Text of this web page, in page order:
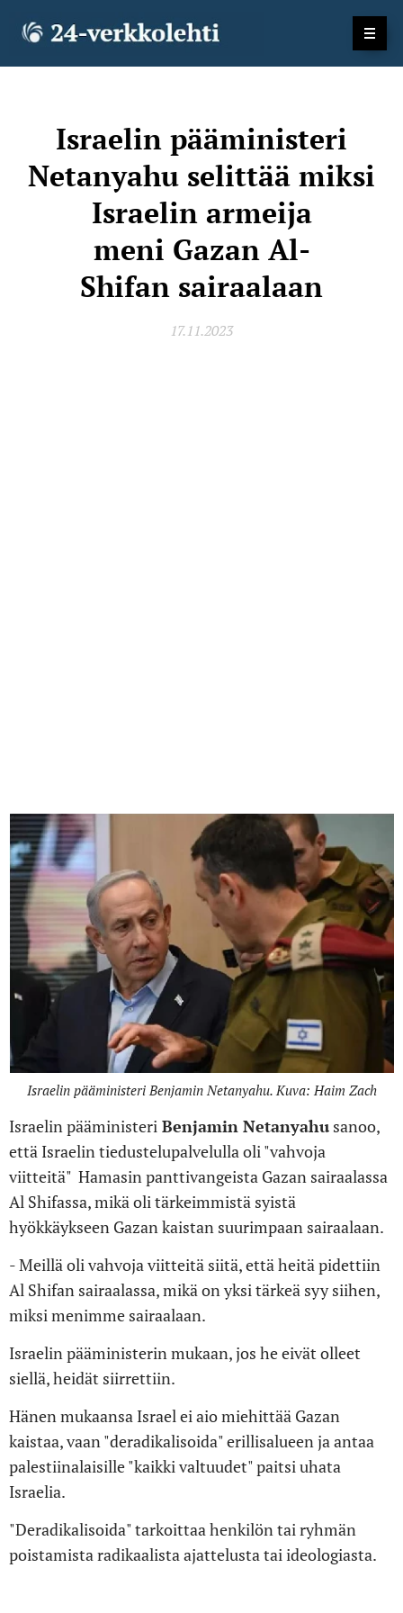
Israelin pääministeri
Netanyahu selittää miksi
Israelin armeija
meni Gazan Al-
Shifan sairaalaan
17.11.2023
Israelin pääministeri Benjamin Netanyahu. Kuva: Haim Zach
Israelin pääministeri Benjamin Netanyahu sanoo,
että Israelin tiedustelupalvelulla oli "vahvoja
viitteitä" Hamasin panttivangeista Gazan sairaalassa
Al Shifassa, mikä oli tärkeimmistä syistä
hyökkäykseen Gazan kaistan suurimpaan sairaalaan.
- Meillä oli vahvoja viitteitä siitä, että heitä pidettiin
Al Shifan sairaalassa, mikä on yksi tärkeä syy siihen,
miksi menimme sairaalaan.
Israelin pääministerin mukaan, jos he eivät olleet
siellä, heidät siirrettiin.
Hänen mukaansa Israel ei aio miehittää Gazan
kaistaa, vaan "deradikalisoida" erillisalueen ja antaa
palestiinalaisille "kaikki valtuudet" paitsi uhata
Israelia.
"Deradikalisoida" tarkoittaa henkilön tai ryhmän
poistamista radikaalista ajattelusta tai ideologiasta.